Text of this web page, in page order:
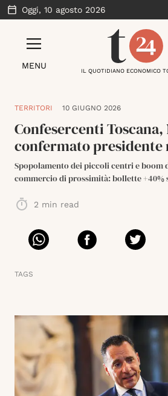
Oggi, 10 agosto 2026
MENU
IL QUOTIDIANO ECONOMICO
TERRITORI 10 GIUGNO 2026
Confesercenti
confermato presidente
Spopolamento dei piccoli centri e boom
commercio di prossimità: bollette +40%
2 min read
TAGS